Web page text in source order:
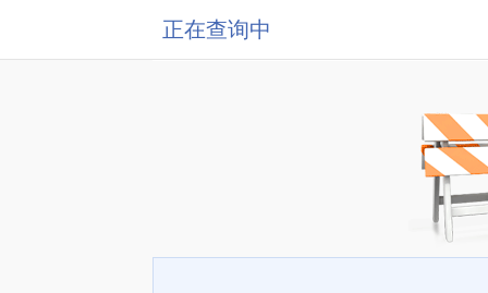
正在查询中